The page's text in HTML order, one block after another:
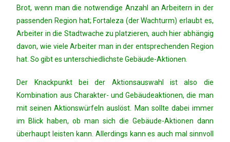
Brot, wenn man die notwendige Anzahl an Arbeitern in der
passenden Region hat; Fortaleza (der Wachturm) erlaubt es,
Arbeiter in die Stadtwache zu platzieren, auch hier abhängig
davon, wie viele Arbeiter man in der entsprechenden Region
hat. So gibt es unterschiedlichste Gebäude-Aktionen.
Der Knackpunkt bei der Aktionsauswahl ist also die
Kombination aus Charakter- und Gebäudeaktionen, die man
mit seinen Aktionswürfeln auslöst. Man sollte dabei immer
im Blick haben, ob man sich die Gebäude-Aktionen dann
überhaupt leisten kann. Allerdings kann es auch mal sinnvoll